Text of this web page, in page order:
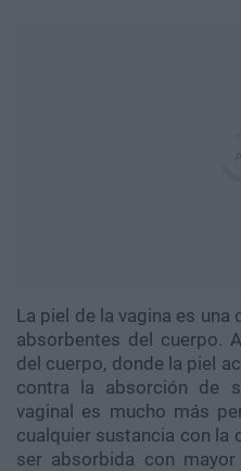
La piel de la vagina es
absorbentes del cuerpo.
del cuerpo, donde la piel
contra la absorción de
vaginal es mucho más
cualquier sustancia con la
ser absorbida con